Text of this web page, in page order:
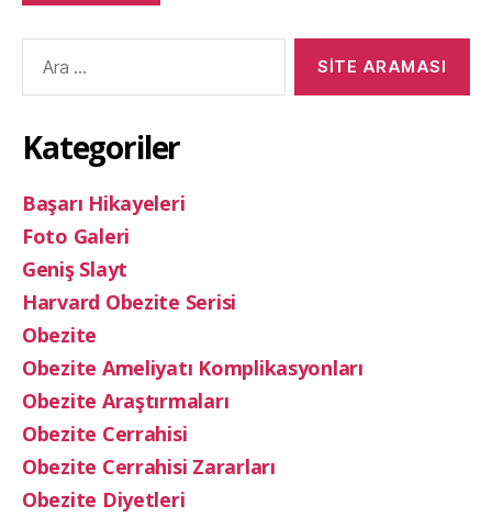
yap:
Kategoriler
Başarı Hikayeleri
Foto Galeri
Geniş Slayt
Harvard Obezite Serisi
Obezite
Obezite Ameliyatı Komplikasyonları
Obezite Araştırmaları
Obezite Cerrahisi
Obezite Cerrahisi Zararları
Obezite Diyetleri